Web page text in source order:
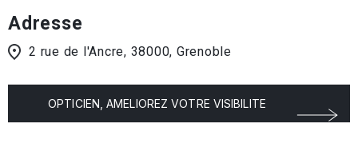
Adresse
2 rue de l'Ancre, 38000, Grenoble
OPTICIEN, AMELIOREZ VOTRE VISIBILITE